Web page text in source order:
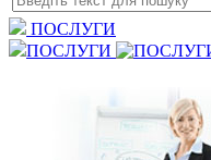
ПОСЛУГИ
ПОСЛУГИ